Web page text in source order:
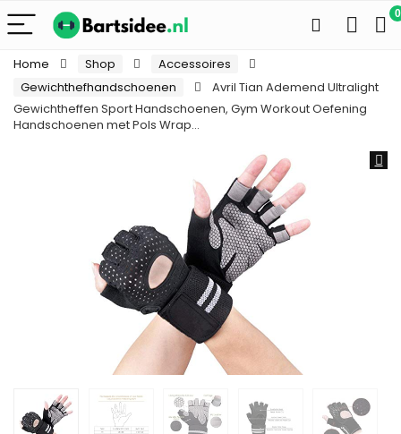
0
Home Shop
Accessoires
Gewichthefhandschoenen
Avril Tian Ademend Ultralight
Gewichtheffen Sport Handschoenen, Gym Workout Oefening
Handschoenen met Pols Wrap…